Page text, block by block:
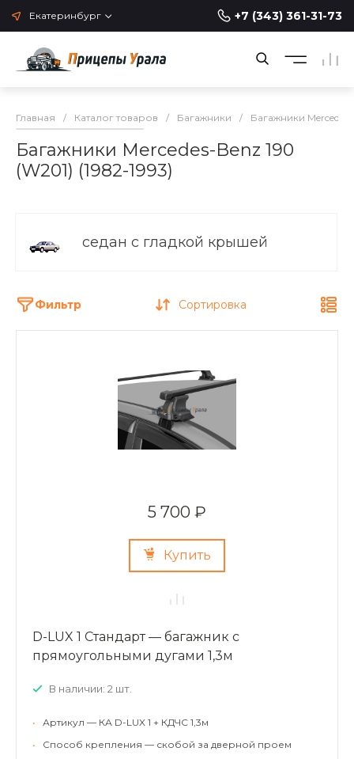
Екатеринбург +7 (343) 361-31-73
Главная / Каталог товаров / Багажники / Багажники
Багажники Mercedes-Benz 190
(W201) (1982-1993)
седан с гладкой крышей
Фильтр Сортировка
5 700 ₽
Купить
D-LUX 1 Стандарт — багажник с
прямоугольными дугами 1,3м
В наличии: 2 шт.
•
Артикул — КА D-LUX 1 + КДЧС 1,3м
•
Способ крепления — скобой за дверной проем